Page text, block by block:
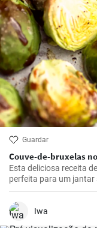
Guardar
Couve-de-bruxelas
Esta deliciosa receita
perfeita para um jantar
temperada com azeite,
crocante e dourada.
Iwa